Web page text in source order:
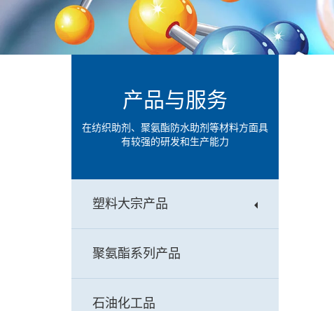
产品与服务
在纺织助剂、聚氨酯防水助剂等材料方面具
有较强的研发和生产能力
塑料大宗产品
聚氨酯系列产品
石油化工品